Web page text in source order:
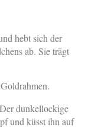
hebt sich der
ab. Sie trägt
dunkellockige
und küsst ihn auf